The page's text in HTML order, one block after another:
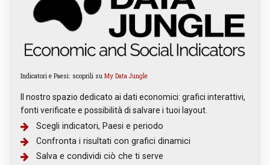
Indicatori e Paesi: scoprili su My Data Jungle
Il nostro spazio dedicato ai dati economici: grafici interattivi,
fonti verificate e possibilità di salvare i tuoi layout.
Scegli indicatori, Paesi e periodo
Confronta i risultati con grafici dinamici
Salva e condividi ciò che ti serve